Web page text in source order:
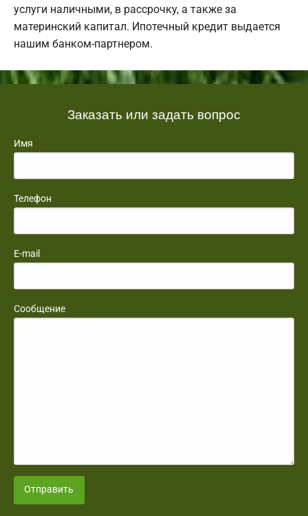
услуги наличными, в рассрочку, а также за
материнский капитал. Ипотечный кредит выдается
нашим банком-партнером.
Заказать или задать вопрос
Имя
Телефон
E-mail
Сообщение
Отправить